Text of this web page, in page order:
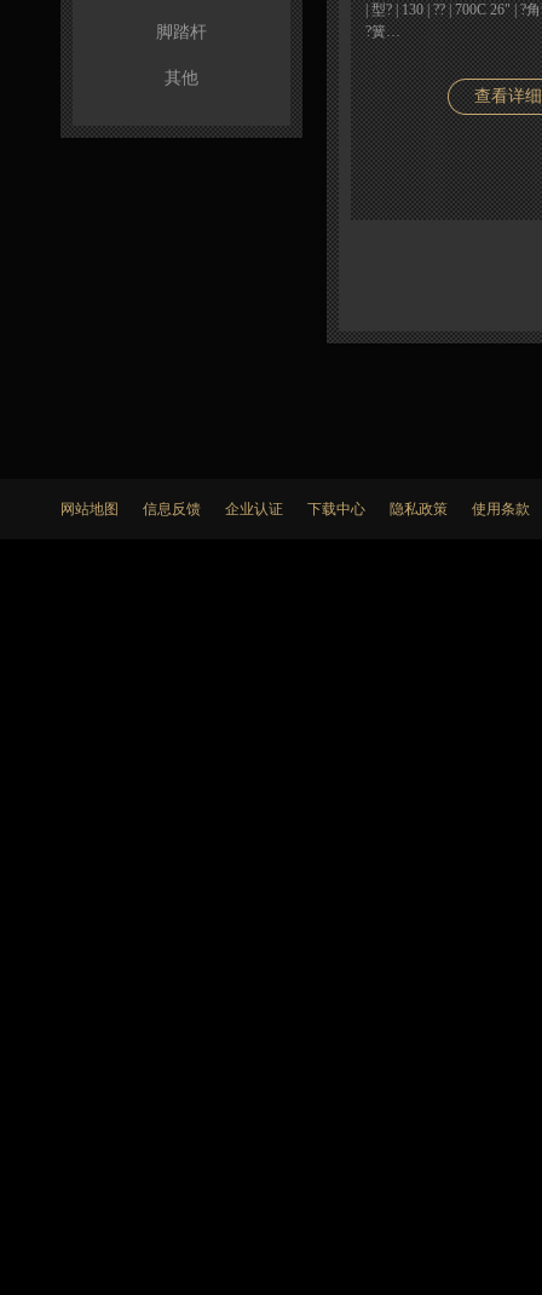
脚踏杆
其他
| 型? | 130 | ?? | 700C 26" | ?
?簧…
查看详细
网站地图 信息反馈 企业认证 下载中心 隐私政策 使用条款